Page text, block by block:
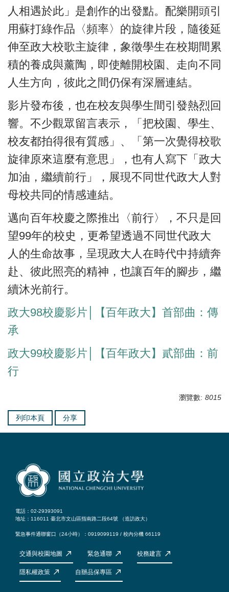
人相遇於此」是創作的出發點。配樂開頭引
用蘇打綠作品〈頻率〉的旋律片段，隨後延
伸至政大校歌主旋律，象徵學生在校期間累
積的養成與薰陶，即使離開校園、走向不同
人生方向，彼此之間仍保有深層連結。
影片發布後，也在校友與學生間引發熱烈回
響。不少觀眾留言表示，「把校園、學生、
校友都拍得很有質感」、「第一次覺得校歌
旋律原來這麼有意思」，也有人寫下「政大
加油，繼續前行」，展現不同世代政大人對
母校共同的情感連結。
邁向百年校慶之際推出〈前行〉，不只是回
望99年的校史，更希望透過不同世代政大
人的生命故事，呈現政大人在時代中持續奔
赴、彼此照亮的精神，也讓百年的腳步，繼
續沐光前行。
政大98校慶影片│【百年政大】首部曲：傳
承
政大99校慶影片│【百年政大】貳部曲：前
行
瀏覽數: 8015
列印本頁 分享
電話：02-29393091
地址：116011 臺北市文山區指南路二段64號 （造訪政大）
緊急事件通聯窗口（24小時）：0919099119 / 校內分機 66119
交通與校園地圖 緊急通聯 校務建言
隱私權政策 自辦品保專區